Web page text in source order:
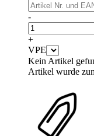
-
+
VPE
Kein Artikel
Artikel wurde